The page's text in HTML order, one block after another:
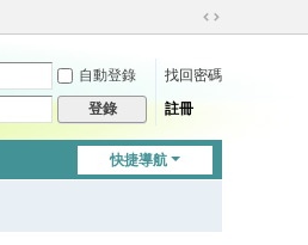
切
到
自動登錄
找回密碼
登錄 註冊
快捷導航